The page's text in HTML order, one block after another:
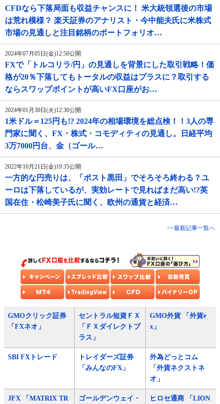
CFDなら下落局面も収益チャンスに！ 米大統領選後の市場
は荒れ模様？ 楽天証券のアナリスト・今中能夫氏に米株式
市場の見通しと注目銘柄のポートフォリオ…
2024年07月05日(金)12:50公開
FXで「トルコリラ/円」の見通しを背景にした取引戦略！価
格が20％下落してもトータルの収益はプラスに？取引する
ならスワップポイントが高いFX口座がお…
2024年01月30日(火)12:30公開
1米ドル＝125円も!? 2024年の相場環境を総点検！！3人の専
門家に聞く、FX・株式・コモディティの見通し。日経平均
3万7000円台、金（ゴール…
2022年10月21日(金)19:35公開
一方的な円売りは、「ポスト黒田」でそろそろ終わる？ユ
ーロは下落しているが、実効レートで見ればまだ高い!?英
国在住・松崎美子氏に聞く、欧州の通貨と経済…
>>最新記事一覧へ
GMOクリック証券
「FXネオ」
セントラル短資ＦＸ
「ＦＸダイレクトプ
ラス」
GMO外貨 「外貨e
x」
SBI FXトレード
トレイダーズ証券
「みんなのFX」
外為どっとコム
「外貨ネクストネ
オ」
JFX 「MATRIX TR ゴールデンウェイ・ ヒロセ通商 「LION